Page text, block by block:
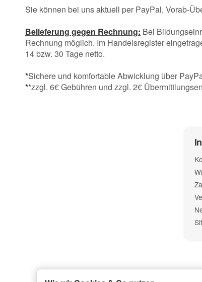
Sie können bei uns aktuell per PayPal, Vorab-
Belieferung gegen Rechnung: Bei
Rechnung möglich. Im Handelsregister
14 bzw. 30 Tage netto.
*Sichere und komfortable Abwicklung über
**zzgl. 6€ Gebühren und zzgl. 2€